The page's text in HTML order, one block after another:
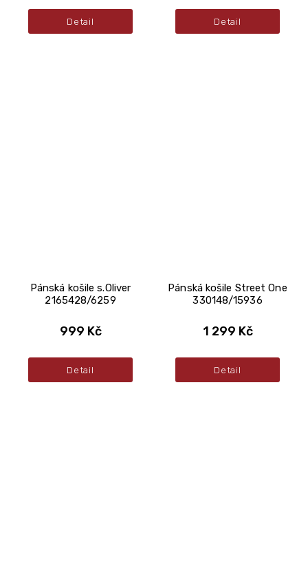
Detail Detail
Pánská košile s.Oliver
2165428/6259
999 Kč
Detail
Pánská košile Street One
330148/15936
1 299 Kč
Detail